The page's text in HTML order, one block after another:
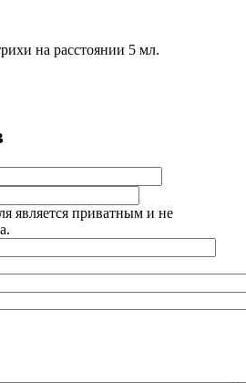
на расстоянии 5 мл.
является приватным и не